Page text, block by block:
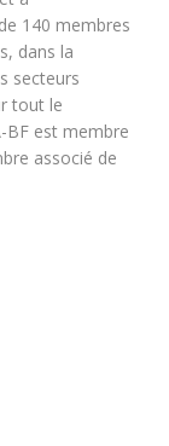
140 membres
dans la
secteurs
tout le
BF est membre
associé de